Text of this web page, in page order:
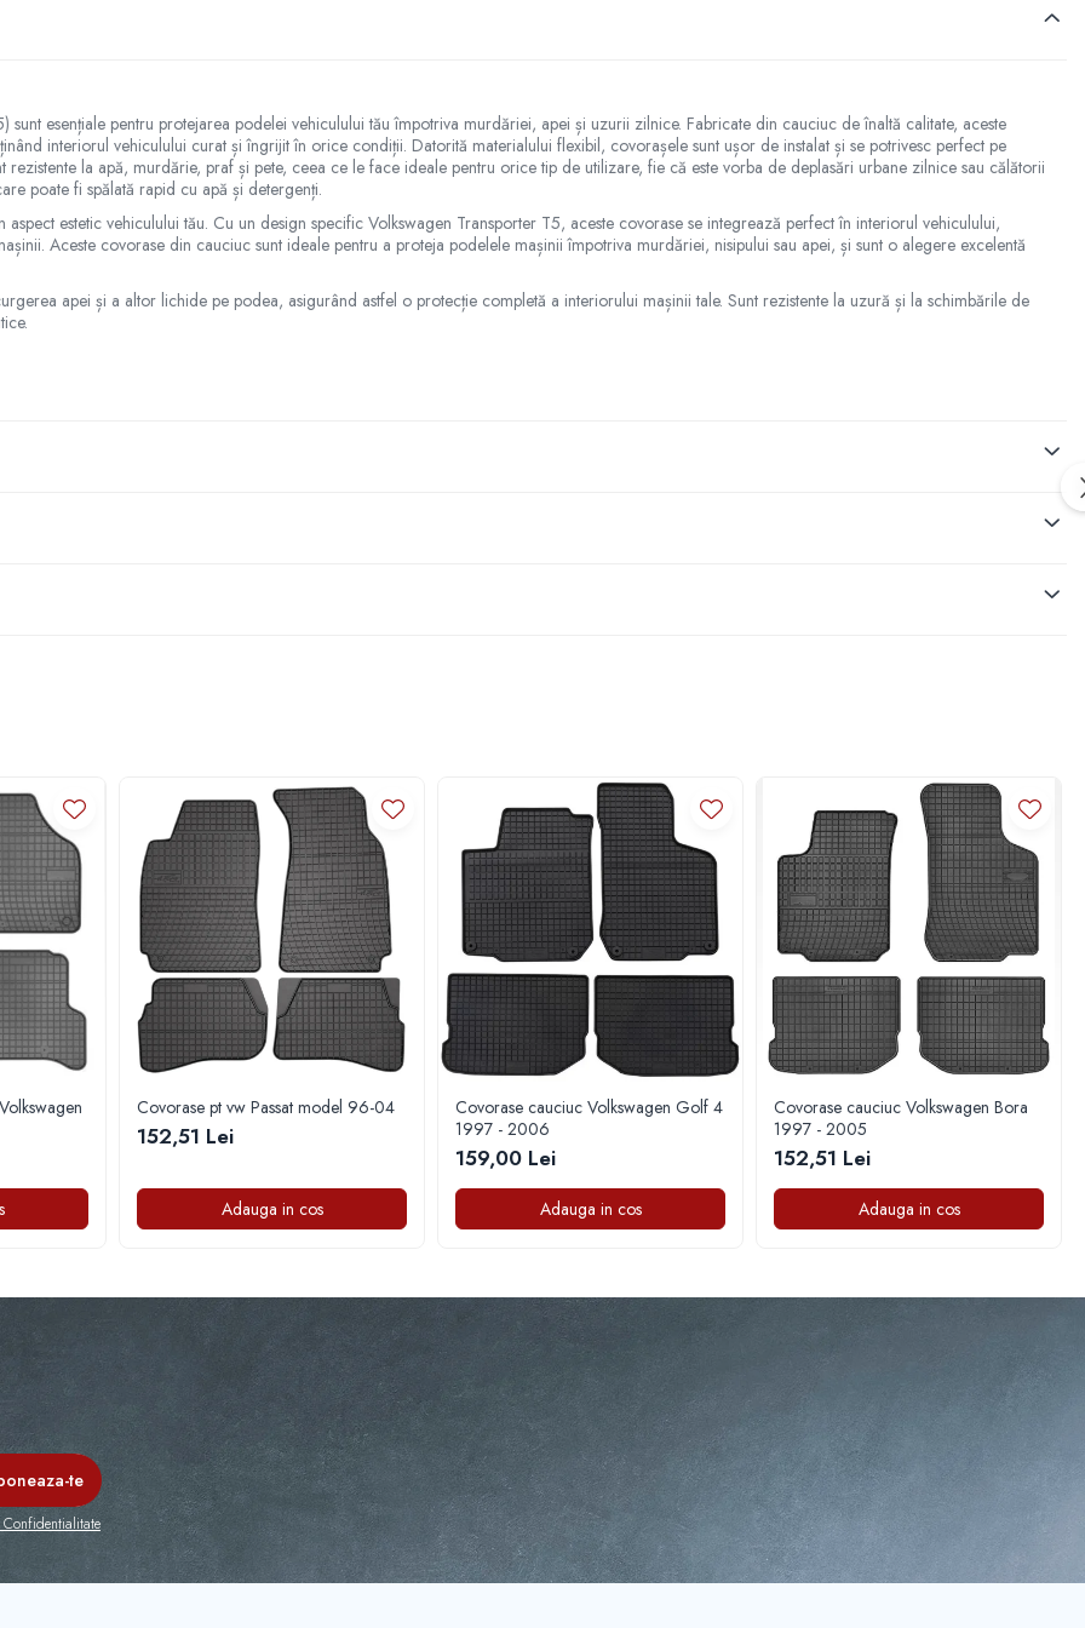
esențiale pentru protejarea podelei vehiculului tău împotriva murdăriei, apei și uzurii zilnice. Fabricate din cauciuc de înaltă calitate, aceste
interiorul vehiculului curat și îngrijit în orice condiții. Datorită materialului flexibil, covorașele sunt ușor de instalat și se potrivesc perfect pe
la apă, murdărie, praf și pete, ceea ce le face ideale pentru orice tip de utilizare, fie că este vorba de deplasări urbane zilnice sau călătorii
poate fi spălată rapid cu apă și detergenți.
estetic vehiculului tău. Cu un design specific Volkswagen Transporter T5, aceste covorase se integrează perfect în interiorul vehiculului,
Aceste covorase din cauciuc sunt ideale pentru a proteja podelele mașinii împotriva murdăriei, nisipului sau apei, și sunt o alegere excelentă
apei și a altor lichide pe podea, asigurând astfel o protecție completă a interiorului mașinii tale. Sunt rezistente la uzură și la schimbările de
Covorase pt vw Passat model 96-04
152,51 Lei
Adauga in cos
Covorase cauciuc Volkswagen Golf 4
1997 - 2006
159,00 Lei
Adauga in cos
Covorase cauciuc Volkswagen Bora
1997 - 2005
152,51 Lei
Adauga in cos